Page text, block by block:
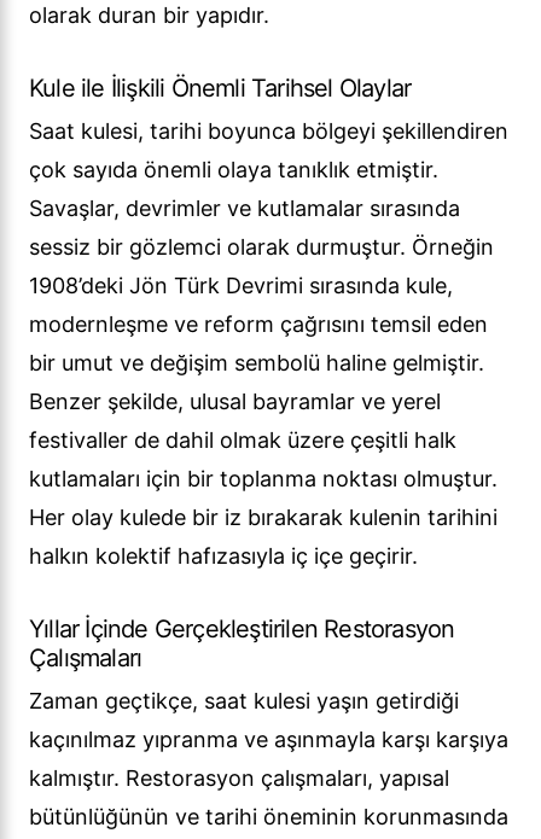
olarak duran bir yapıdır.
Kule ile İlişkili Önemli Tarihsel Olaylar
Saat kulesi, tarihi boyunca bölgeyi şekillendiren
çok sayıda önemli olaya tanıklık etmiştir.
Savaşlar, devrimler ve kutlamalar sırasında
sessiz bir gözlemci olarak durmuştur. Örneğin
1908’deki Jön Türk Devrimi sırasında kule,
modernleşme ve reform çağrısını temsil eden
bir umut ve değişim sembolü haline gelmiştir.
Benzer şekilde, ulusal bayramlar ve yerel
festivaller de dahil olmak üzere çeşitli halk
kutlamaları için bir toplanma noktası olmuştur.
Her olay kulede bir iz bırakarak kulenin tarihini
halkın kolektif hafızasıyla iç içe geçirir.
Yıllar İçinde Gerçekleştirilen Restorasyon
Çalışmaları
Zaman geçtikçe, saat kulesi yaşın getirdiği
kaçınılmaz yıpranma ve aşınmayla karşı karşıya
kalmıştır. Restorasyon çalışmaları, yapısal
bütünlüğünün ve tarihi öneminin korunmasında